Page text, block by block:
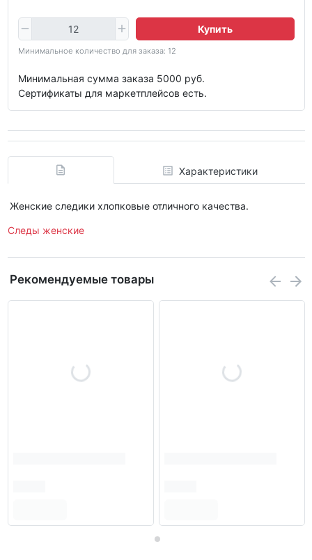
Купить
Минимальное количество для заказа: 12
Минимальная сумма заказа 5000 руб.
Сертификаты для маркетплейсов есть.
Характеристики
Женские следики хлопковые отличного качества.
Следы женские
Рекомендуемые товары